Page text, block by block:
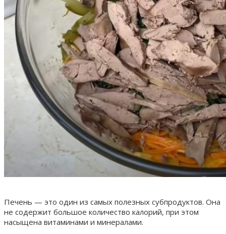
Печень — это один из самых полезных субпродуктов. Она
не содержит большое количество калорий, при этом
насыщена витаминами и минералами.